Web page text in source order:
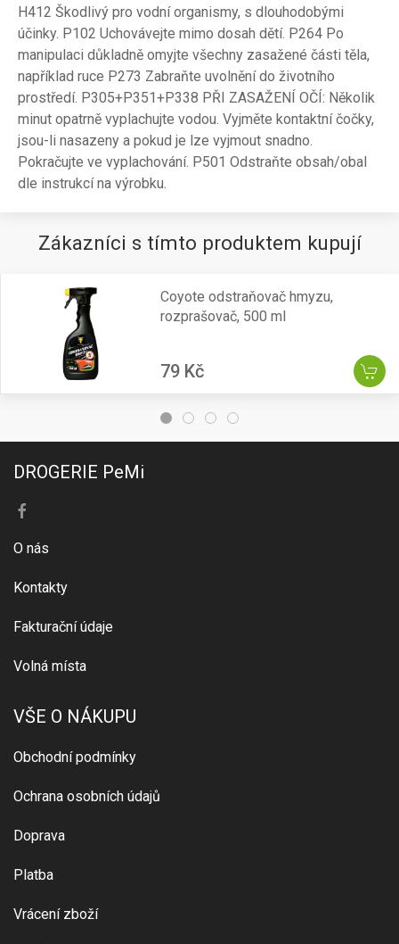
H412 Škodlivý pro vodní organismy, s dlouhodobými
účinky. P102 Uchovávejte mimo dosah dětí. P264 Po
manipulaci důkladně omyjte všechny zasažené části těla,
například ruce P273 Zabraňte uvolnění do životního
prostředí. P305+P351+P338 PŘI ZASAŽENÍ OČÍ: Několik
minut opatrně vyplachujte vodou. Vyjměte kontaktní čočky,
jsou-li nasazeny a pokud je lze vyjmout snadno.
Pokračujte ve vyplachování. P501 Odstraňte obsah/obal
dle instrukcí na výrobku.
Zákazníci s tímto produktem kupují
Coyote odstraňovač hmyzu,
rozprašovač, 500 ml
79 Kč
DROGERIE PeMi
O nás
Kontakty
Fakturační údaje
Volná místa
VŠE O NÁKUPU
Obchodní podmínky
Ochrana osobních údajů
Doprava
Platba
Vrácení zboží